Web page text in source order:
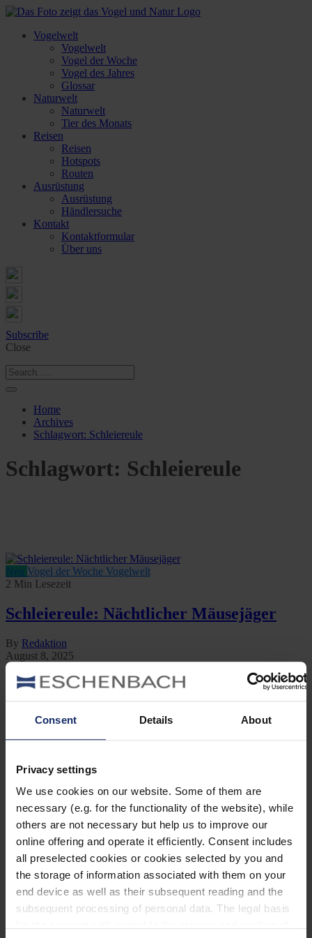
Consent Details About
Privacy settings
We use cookies on our website. Some of them are
necessary (e.g. for the functionality of the website), while
others are not necessary but help us to improve our
online offering and operate it efficiently. Consent includes
all preselected cookies or cookies selected by you and
the storage of information associated with them on your
end device as well as their subsequent reading and the
subsequent processing of personal data. The legal basis
Vogelwelt
Vogelwelt
Vogel der Woche
Vogel des Jahres
Glossar
Naturwelt
Naturwelt
Tier des Monats
Reisen
Reisen
Hotspots
Routen
Ausrüstung
Ausrüstung
Händlersuche
Kontakt
Kontaktformular
Über uns
Subscribe
Close
Home
Archives
Schlagwort: Schleiereule
Schlagwort: Schleiereule
Vogel der Woche Vogelwelt
2 Min Lesezeit
Schleiereule: Nächtlicher Mäusejäger
By Redaktion
August 8, 2025
Jetzt lesen
Kategorien
Ausrüstung
Naturwelt
Reisen
Tier des Monats
Vogel der Woche
Vogel des Jahres
Vogelwelt
Neueste Beiträge
Können Vögel träumen?
Wer schon einmal einen schlafenden Hund mit zuckenden Pfoten
oder einen Vogel mit geschlossenen Augen beobachtet hat, hat sich
vielleicht gefragt: Träumen Tiere eigentlich?